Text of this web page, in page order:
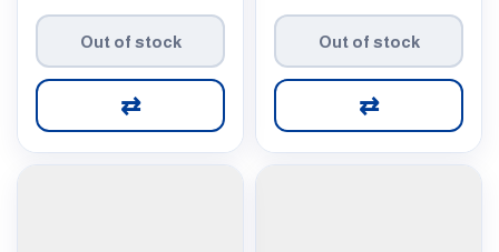
Out of stock
⇄
Out of stock
⇄